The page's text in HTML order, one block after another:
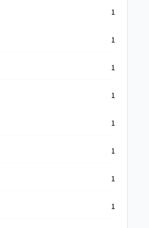
1
1
1
1
1
1
1
1